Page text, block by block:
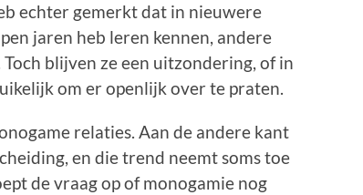
echter gemerkt dat in nieuwere
jaren heb leren kennen, andere
blijven ze een uitzondering, of in
om er openlijk over te praten.
relaties. Aan de andere kant
en die trend neemt soms toe
de vraag op of monogamie nog